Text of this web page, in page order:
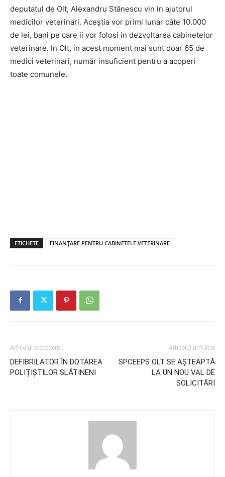
deputatul de Olt, Alexandru Stănescu vin in ajutorul
medicilor veterinari. Aceștia vor primi lunar câte 10.000
de lei, bani pe care ii vor folosi in dezvoltarea cabinetelor
veterinare. In Olt, in acest moment mai sunt doar 65 de
medici veterinari, număr insuficient pentru a acoperi
toate comunele.
ETICHETE FINANȚARE PENTRU CABINETELE VETERINARE
Articolul precedent
DEFIBRILATOR ÎN DOTAREA
POLIȚIȘTILOR SLĂTINENI
Articolul următor
SPCEEPS OLT SE AȘTEAPTĂ
LA UN NOU VAL DE
SOLICITĂRI